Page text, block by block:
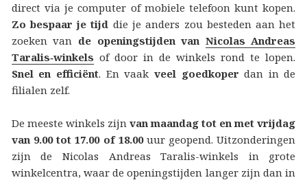
direct via je computer of mobiele telefoon kunt kopen.
Zo bespaar je tijd die je anders zou besteden aan het
zoeken van de openingstijden van Nicolas Andreas
Taralis‑winkels of door in de winkels rond te lopen.
Snel en efficiënt. En vaak veel goedkoper dan in de
filialen zelf.
De meeste winkels zijn van maandag tot en met vrijdag
van 9.00 tot 17.00 of 18.00uur geopend. Uitzonderingen
zijn de Nicolas Andreas Taralis-winkels in grote
winkelcentra, waar de openingstijden langer zijn dan in